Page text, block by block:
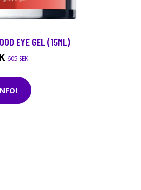
EYE GEL (15ML)
605 SEK